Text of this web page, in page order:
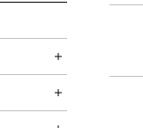
詳細を開く
詳細を開く